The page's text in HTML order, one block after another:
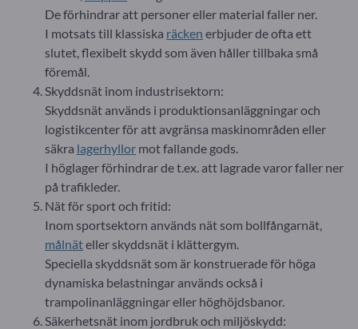
De förhindrar att personer eller material faller ner.
I motsats till klassiska räcken erbjuder de ofta ett
slutet, flexibelt skydd som även håller tillbaka små
föremål.
Skyddsnät inom industrisektorn:
Skyddsnät används i produktionsanläggningar och
logistikcenter för att avgränsa maskinområden eller
säkra lagerhyllor mot fallande gods.
I höglager förhindrar de t.ex. att lagrade varor faller ner
på trafikleder.
Nät för sport och fritid:
Inom sportsektorn används nät som bollfångarnät,
målnäteller skyddsnät i klättergym.
Speciella skyddsnät som är konstruerade för höga
dynamiska belastningar används också i
trampolinanläggningar eller höghöjdsbanor.
Säkerhetsnät inom jordbruk och miljöskydd: